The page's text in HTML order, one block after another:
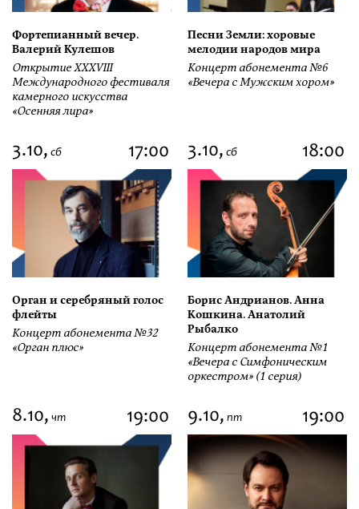
Фортепианный вечер.
Валерий Кулешов
Открытие ХХХVIII
Международного фестиваля
камерного искусства
«Осенняя лира»
Песни Земли: хоровые
мелодии народов мира
Концерт абонемента №6
«Вечера с Мужским хором»
3.10, сб 17:00
Орган и серебряный голос
флейты
Концерт абонемента №32
«Орган плюс»
3.10, сб 18:00
Борис Андрианов. Анна
Кошкина. Анатолий
Рыбалко
Концерт абонемента №1
«Вечера с Симфоническим
оркестром» (1 серия)
8.10, чт 19:00 9.10, пт 19:00